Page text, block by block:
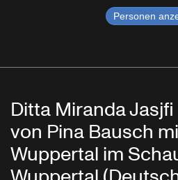
Personen
Ditta Miranda Jasjfi
von Pina Bausch
Wuppertal im